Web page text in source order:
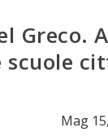
Greco.
Mag